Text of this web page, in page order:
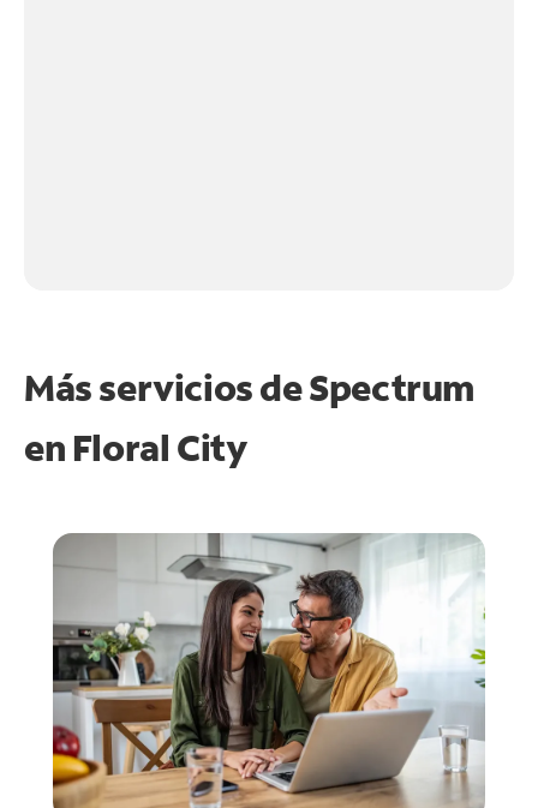
Más servicios de Spectrum
en Floral City